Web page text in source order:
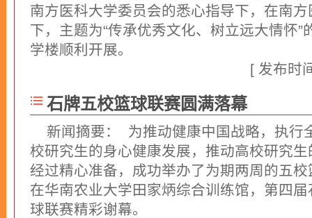
南方医科大学委员会的悉心指导下，在南
下，主题为“传承优秀文化、树立远大情怀
学楼顺利开展。
[ 发布时
石牌五校篮球联赛圆满落幕
新闻摘要： 为推动健康中国战略，执行
校研究生的身心健康发展，推动高校研究
经过精心准备，成功举办了为期两周的五
在华南农业大学田家炳综合训练馆，第四
球联赛精彩谢幕。